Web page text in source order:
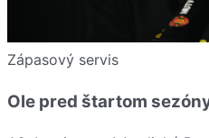
Zápasový servis
Ole pred štartom